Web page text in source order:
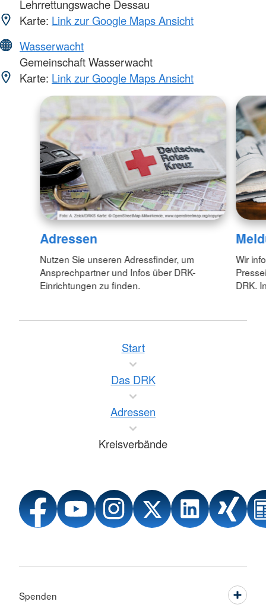
Lehrrettungswache Dessau
Karte: Link zur Google Maps Ansicht
Wasserwacht
Gemeinschaft Wasserwacht
Karte: Link zur Google Maps Ansicht
Adressen
Nutzen Sie unseren Adressfinder, um
Ansprechpartner und Infos über DRK-
Einrichtungen zu finden.
Wir
DRK.
Start
Das DRK
Adressen
Kreisverbände
Spenden